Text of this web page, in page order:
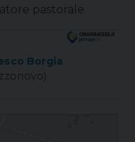
pastorale
Borgia
Borgia